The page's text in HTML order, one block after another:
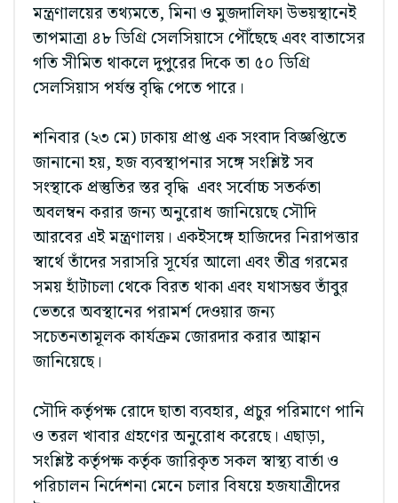
মন্ত্রণালয়ের তথ্যমতে, মিনা ও মুজদালিফা উভয়স্থানেই
তাপমাত্রা ৪৮ ডিগ্রি সেলসিয়াসে পৌঁছেছে এবং বাতাসের
গতি সীমিত থাকলে দুপুরের দিকে তা ৫০ ডিগ্রি
সেলসিয়াস পর্যন্ত বৃদ্ধি পেতে পারে।
শনিবার (২৩ মে) ঢাকায় প্রাপ্ত এক সংবাদ বিজ্ঞপ্তিতে
জানানো হয়, হজ ব্যবস্থাপনার সঙ্গে সংশ্লিষ্ট সব
সংস্থাকে প্রস্তুতির স্তর বৃদ্ধি এবং সর্বোচ্চ সতর্কতা
অবলম্বন করার জন্য অনুরোধ জানিয়েছে সৌদি
আরবের এই মন্ত্রণালয়। একইসঙ্গে হাজিদের নিরাপত্তার
স্বার্থে তাঁদের সরাসরি সূর্যের আলো এবং তীব্র গরমের
সময় হাঁটাচলা থেকে বিরত থাকা এবং যথাসম্ভব তাঁবুর
ভেতরে অবস্থানের পরামর্শ দেওয়ার জন্য
সচেতনতামূলক কার্যক্রম জোরদার করার আহ্বান
জানিয়েছে।
সৌদি কর্তৃপক্ষ রোদে ছাতা ব্যবহার, প্রচুর পরিমাণে পানি
ও তরল খাবার গ্রহণের অনুরোধ করেছে। এছাড়া,
সংশ্লিষ্ট কর্তৃপক্ষ কর্তৃক জারিকৃত সকল স্বাস্থ্য বার্তা ও
পরিচালন নির্দেশনা মেনে চলার বিষয়ে হজযাত্রীদের